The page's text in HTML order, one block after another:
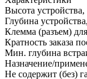
Высота
Глубина
Клемма (разъем)
Кратность заказа
Мин. глубина
Назначение/
Не содержит (без)